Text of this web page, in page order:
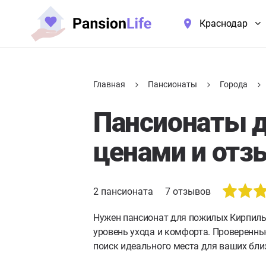
Краснодар
Главная Пансионаты Города
Пансионаты
ценами и
2 пансионата 7 отзывов
Нужен пансионат для пожилых
уровень ухода и комфорта.
поиск идеального места для ваших